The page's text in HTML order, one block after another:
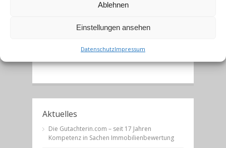
Ablehnen
Einstellungen ansehen
DatenschutzImpressum
oder in unserm Büro in
meerbusch[at]katrin-middelhoff.com
Aktuelles
Die Gutachterin.com – seit 17 Jahren
Kompetenz in Sachen Immobilienbewertung